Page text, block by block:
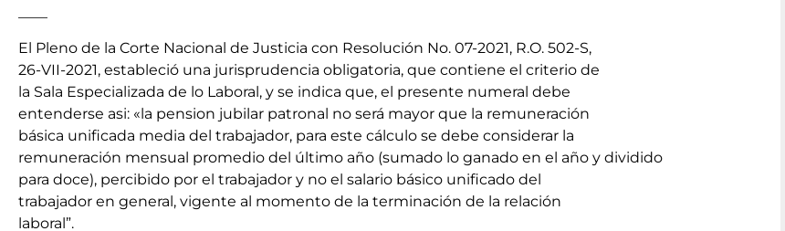
El Pleno de la Corte Nacional de Justicia con Resolución No. 07-2021, R.O. 502-S,
26-VII-2021, estableció una jurisprudencia obligatoria, que contiene el criterio de
la Sala Especializada de lo Laboral, y se indica que, el presente numeral debe
entenderse asi: «la pension jubilar patronal no será mayor que la remuneración
básica unificada media del trabajador, para este cálculo se debe considerar la
remuneración mensual promedio del último año (sumado lo ganado en el año y dividido
para doce), percibido por el trabajador y no el salario básico unificado del
trabajador en general, vigente al momento de la terminación de la relación
laboral”.